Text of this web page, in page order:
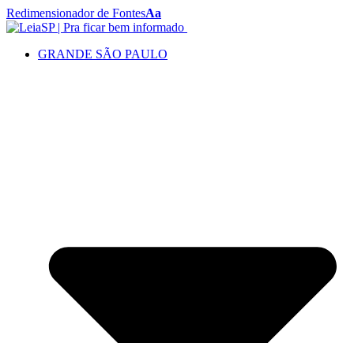
Redimensionador de FontesAa
GRANDE SÃO PAULO